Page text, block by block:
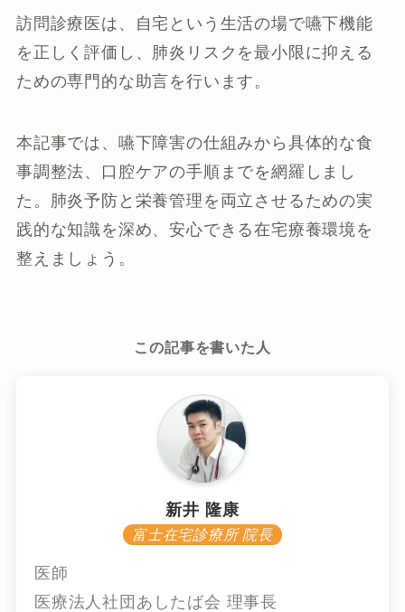
訪問診療医は、自宅という生活の場で嚥下機能
を正しく評価し、肺炎リスクを最小限に抑える
ための専門的な助言を行います。
本記事では、嚥下障害の仕組みから具体的な食
事調整法、口腔ケアの手順までを網羅しまし
た。肺炎予防と栄養管理を両立させるための実
践的な知識を深め、安心できる在宅療養環境を
整えましょう。
この記事を書いた人
新井 隆康
富士在宅診療所 院長
医師
医療法人社団あしたば会 理事長